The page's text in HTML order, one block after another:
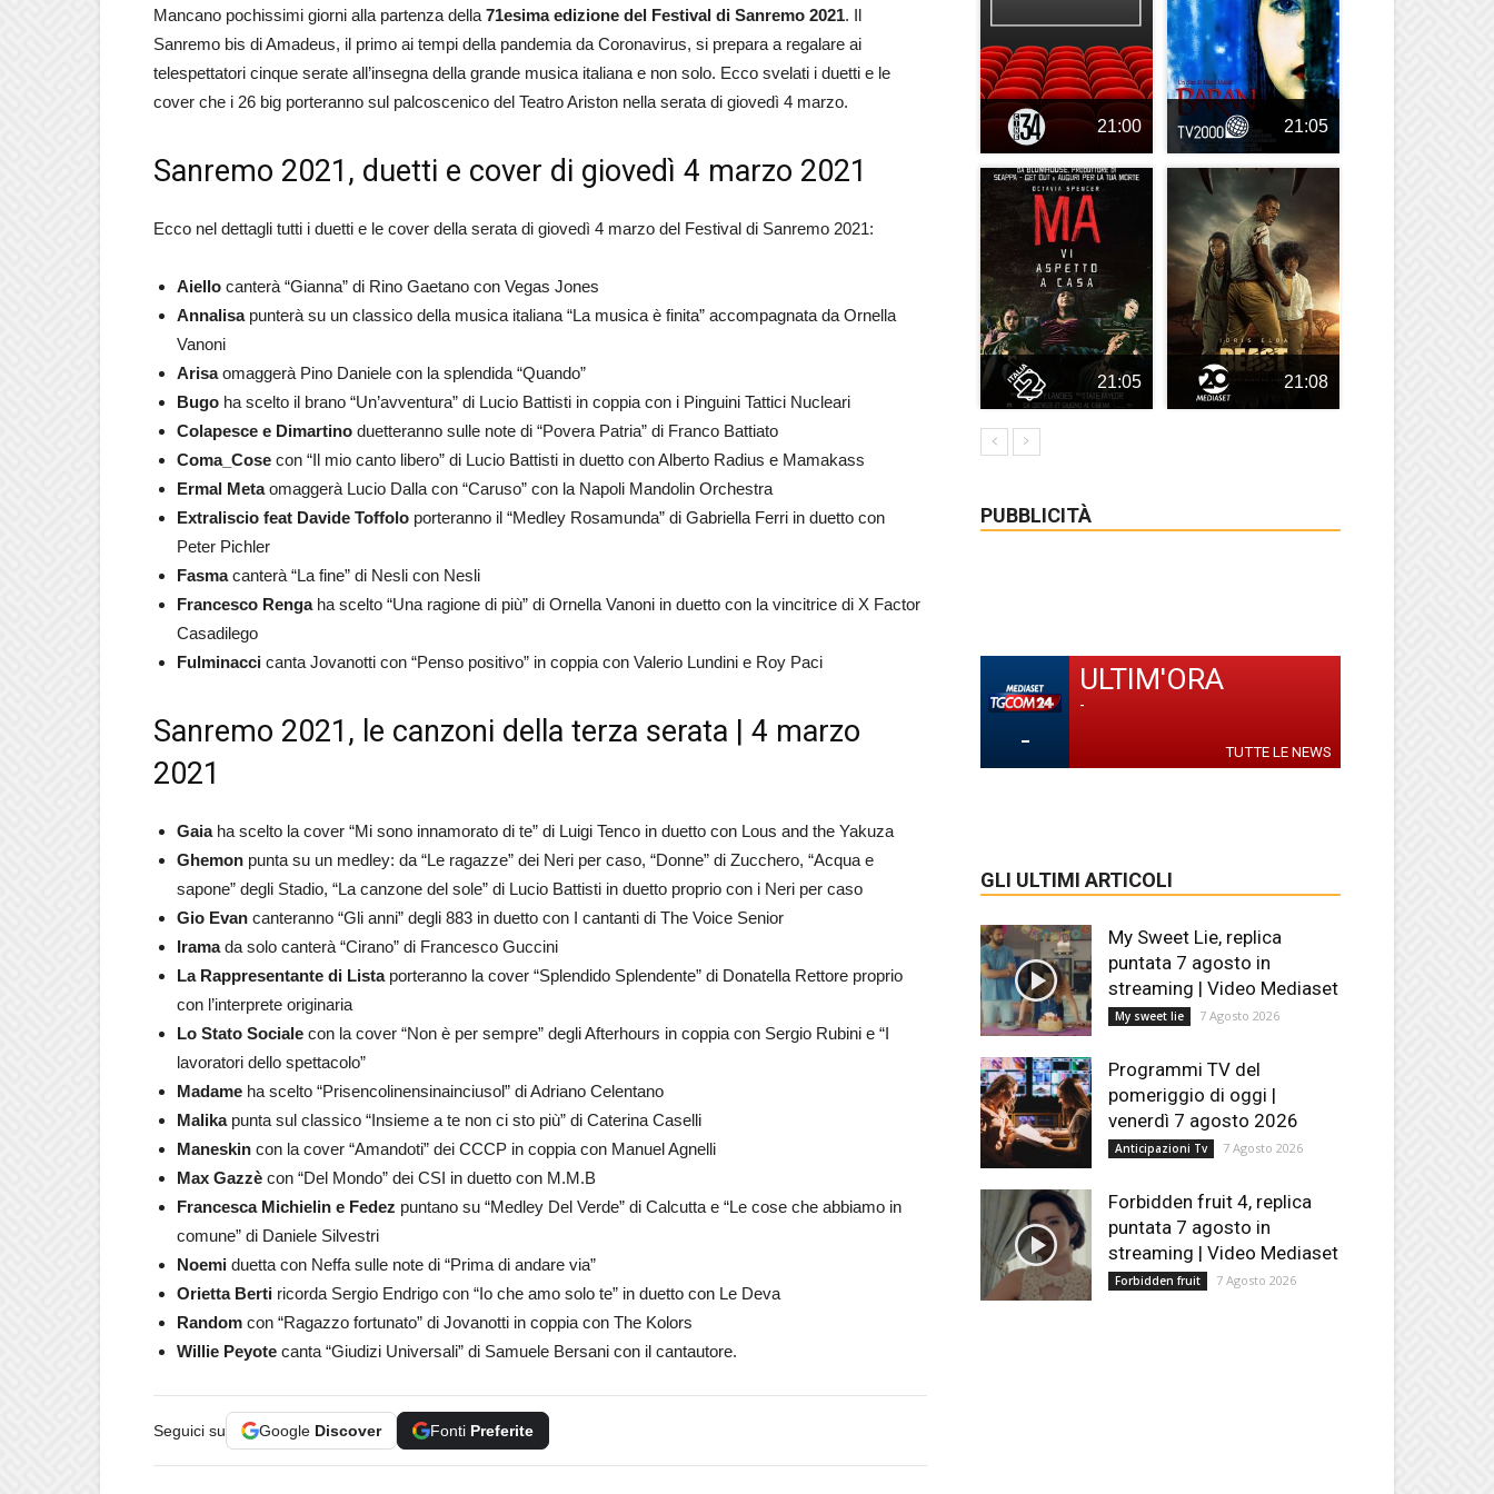
Mancano pochissimi giorni alla partenza della 71esima edizione del Festival di Sanremo 2021. Il
Sanremo bis di Amadeus, il primo ai tempi della pandemia da Coronavirus, si prepara a regalare ai
telespettatori cinque serate all’insegna della grande musica italiana e non solo. Ecco svelati i duetti e le
cover che i 26 big porteranno sul palcoscenico del Teatro Ariston nella serata di giovedì 4 marzo.
Sanremo 2021, duetti e cover di giovedì 4 marzo 2021
Ecco nel dettagli tutti i duetti e le cover della serata di giovedì 4 marzo del Festival di Sanremo 2021:
Aiello canterà “Gianna” di Rino Gaetano con Vegas Jones
Annalisapunterà su un classico della musica italiana “La musica è finita” accompagnata da Ornella
Vanoni
Arisaomaggerà Pino Daniele con la splendida “Quando”
Bugo ha scelto il brano “Un’avventura” di Lucio Battisti in coppia con i Pinguini Tattici Nucleari
Colapesce e Dimartino duetteranno sulle note di “Povera Patria” di Franco Battiato
Coma_Cose con “Il mio canto libero” di Lucio Battisti in duetto con Alberto Radius e Mamakass
Ermal Metaomaggerà Lucio Dalla con “Caruso” con la Napoli Mandolin Orchestra
Extraliscio feat Davide Toffolo porteranno il “Medley Rosamunda” di Gabriella Ferri in duetto con
Peter Pichler
Fasmacanterà “La fine” di Nesli con Nesli
Francesco Rengaha scelto “Una ragione di più” di Ornella Vanoni in duetto con la vincitrice di X Factor
Casadilego
Fulminacci canta Jovanotti con “Penso positivo” in coppia con Valerio Lundini e Roy Paci
Sanremo 2021, le canzoni della terza serata | 4 marzo
2021
Gaiaha scelto la cover “Mi sono innamorato di te” di Luigi Tenco in duetto con Lous and the Yakuza
Ghemon punta su un medley: da “Le ragazze” dei Neri per caso, “Donne” di Zucchero, “Acqua e
sapone” degli Stadio, “La canzone del sole” di Lucio Battisti in duetto proprio con i Neri per caso
Gio Evan canteranno “Gli anni” degli 883 in duetto con I cantanti di The Voice Senior
Iramada solo canterà “Cirano” di Francesco Guccini
La Rappresentante di Listaporteranno la cover “Splendido Splendente” di Donatella Rettore proprio
con l’interprete originaria
Lo Stato Sociale con la cover “Non è per sempre” degli Afterhours in coppia con Sergio Rubini e “I
lavoratori dello spettacolo”
Madame ha scelto “Prisencolinensinainciusol” di Adriano Celentano
Malikapunta sul classico “Insieme a te non ci sto più” di Caterina Caselli
Maneskin con la cover “Amandoti” dei CCCP in coppia con Manuel Agnelli
Max Gazzè con “Del Mondo” dei CSI in duetto con M.M.B
Francesca Michielin e Fedez puntano su “Medley Del Verde” di Calcutta e “Le cose che abbiamo in
comune” di Daniele Silvestri
Noemi duetta con Neffa sulle note di “Prima di andare via”
Orietta Berti ricorda Sergio Endrigo con “Io che amo solo te” in duetto con Le Deva
Random con “Ragazzo fortunato” di Jovanotti in coppia con The Kolors
Willie Peyote canta “Giudizi Universali” di Samuele Bersani con il cantautore.
Seguici su Google Discover Fonti Preferite
21:00 21:05
21:05 21:08
PUBBLICITÀ
-
ULTIM'ORA
-
TUTTE LE NEWS
GLI ULTIMI ARTICOLI
My Sweet Lie, replica
puntata 7 agosto in
streaming | Video Mediaset
My sweet lie 7 Agosto 2026
Programmi TV del
pomeriggio di oggi |
venerdì 7 agosto 2026
Anticipazioni Tv 7 Agosto 2026
Forbidden fruit 4, replica
puntata 7 agosto in
streaming | Video Mediaset
Forbidden fruit 7 Agosto 2026